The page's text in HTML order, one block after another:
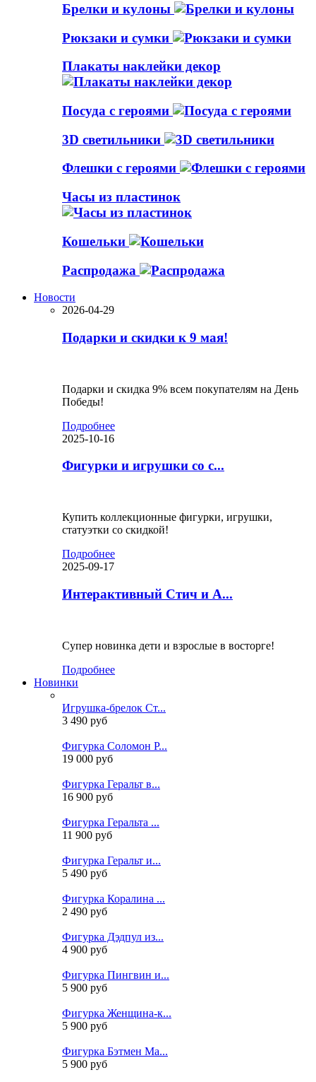
Брелки и кулоны
Рюкзаки и сумки
Плакаты наклейки декор
Посуда с героями
3D светильники
Флешки с героями
Часы из пластинок
Кошельки
Распродажа
Новости
2026-04-29
Подарки и скидки к 9 мая!
Подарки и скидка 9% всем покупателям на День
Победы!
Подробнее
2025-10-16
Фигурки и игрушки со с...
Купить коллекционные фигурки, игрушки,
статуэтки со скидкой!
Подробнее
2025-09-17
Интерактивный Стич и А...
Супер новинка дети и взрослые в восторге!
Подробнее
Новинки
Игрушка-брелок Ст...
3 490 руб
Фигурка Соломон Р...
19 000 руб
Фигурка Геральт в...
16 900 руб
Фигурка Геральта ...
11 900 руб
Фигурка Геральт и...
5 490 руб
Фигурка Коралина ...
2 490 руб
Фигурка Дэдпул из...
4 900 руб
Фигурка Пингвин и...
5 900 руб
Фигурка Женщина-к...
5 900 руб
Фигурка Бэтмен Ма...
5 900 руб